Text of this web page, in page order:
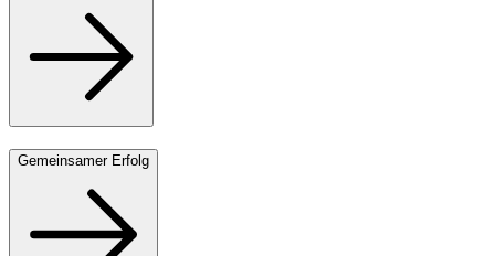
Gemeinsamer Erfolg